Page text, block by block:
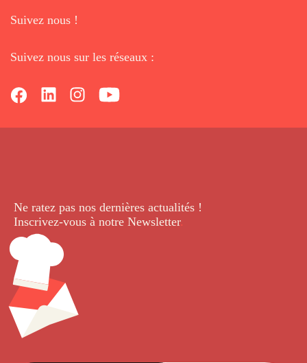
Suivez nous !
Suivez nous sur les réseaux :
Ne ratez pas nos dernières actualités !
Inscrivez-vous à notre Newsletter.